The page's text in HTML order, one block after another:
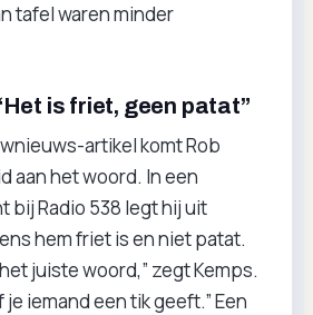
tafel waren minder
is friet, geen patat”
artikel komt Rob
aan het woord. In een
bij Radio 538 legt hij uit
hem friet is en niet patat.
juiste woord,” zegt Kemps.
je iemand een tik geeft.” Een